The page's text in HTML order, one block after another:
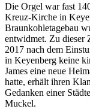
Die Orgel war fast
Kreuz-Kirche in
Braunkohletagebau
entwidmet. Zu dieser
2017 nach dem
in Keyenberg keine
James eine neue
hatte, erhält ihren
Gedanken einer
Muckel.